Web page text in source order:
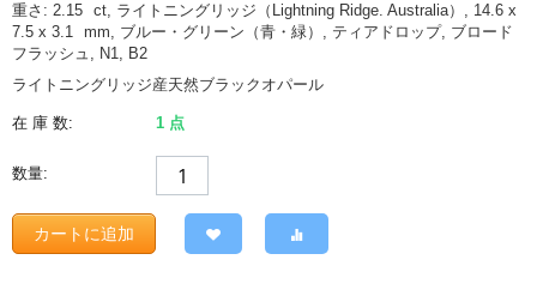
重さ: 2.15 ct, ライトニングリッジ（Lightning Ridge. Australia）, 14.6 x
7.5 x 3.1 mm, ブルー・グリーン（青・緑）, ティアドロップ, ブロード
フラッシュ, N1, B2
ライトニングリッジ産天然ブラックオパール
在 庫 数: 1 点
数量:
カートに追加